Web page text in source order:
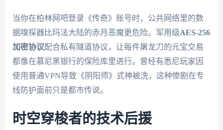
当你在柏林网吧登录《传奇》账号时，公共网络里的数
据嗅探器比玛法大陆的赤月恶魔更危险。军用级AES-256
加密协议配合私有隧道协议，让每件屠龙刀的元宝交易
都像在慕尼黑银行的保险库里进行。曾经有悉尼玩家因
使用普通VPN导致《阴阳师》式神被洗，这种惨剧在专
线防护面前只是都市传说。
时空穿梭者的技术后援